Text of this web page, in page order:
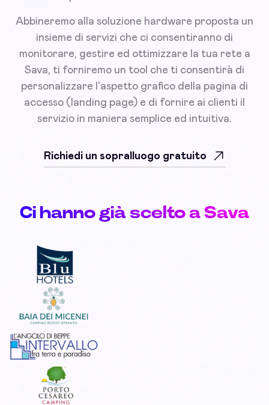
Abbineremo alla soluzione hardware proposta un
insieme di servizi che ci consentiranno di
monitorare, gestire ed ottimizzare la tua rete a
Sava, ti forniremo un tool che ti consentirà di
personalizzare l'aspetto grafico della pagina di
accesso (landing page) e di fornire ai clienti il
servizio in maniera semplice ed intuitiva.
Richiedi un sopralluogo gratuito
Ci hanno già scelto a Sava